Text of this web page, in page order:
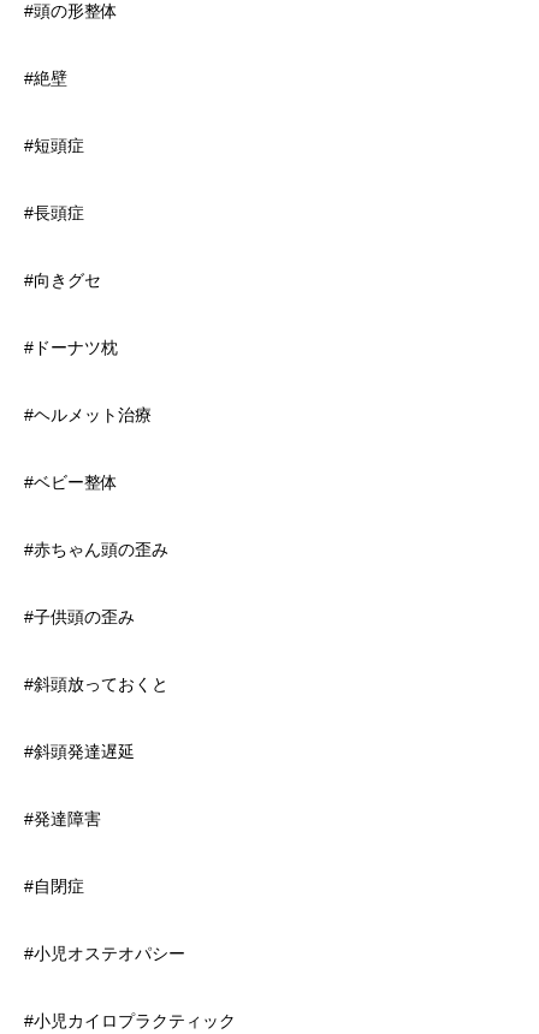
#頭の形整体
#絶壁
#短頭症
#長頭症
#向きグセ
#ドーナツ枕
#ヘルメット治療
#ベビー整体
#赤ちゃん頭の歪み
#子供頭の歪み
#斜頭放っておくと
#斜頭発達遅延
#発達障害
#自閉症
#小児オステオパシー
#小児カイロプラクティック